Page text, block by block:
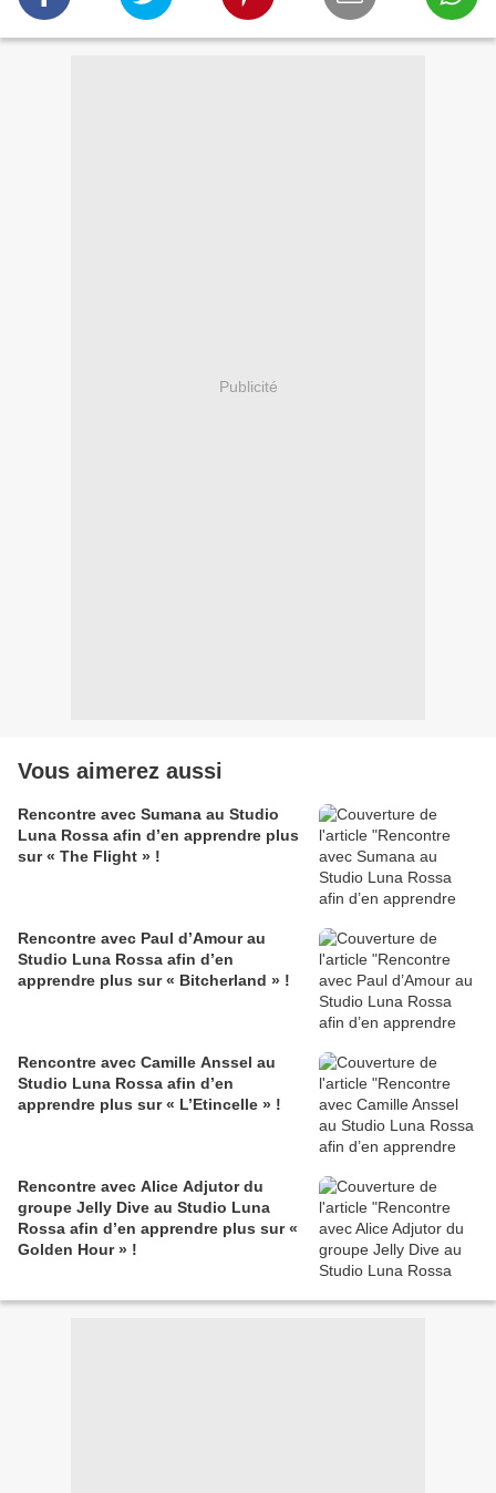
Publicité
Vous aimerez aussi
Rencontre avec Sumana au Studio
Luna Rossa afin d’en apprendre plus
sur « The Flight » !
Rencontre avec Paul d’Amour au
Studio Luna Rossa afin d’en
apprendre plus sur « Bitcherland » !
Rencontre avec Camille Anssel au
Studio Luna Rossa afin d’en
apprendre plus sur « L’Etincelle » !
Rencontre avec Alice Adjutor du
groupe Jelly Dive au Studio Luna
Rossa afin d’en apprendre plus sur «
Golden Hour » !